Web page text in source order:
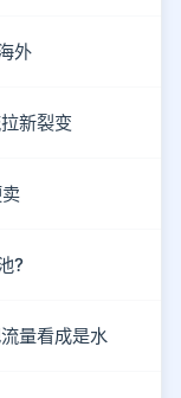
外
新裂变
?
量看成是水